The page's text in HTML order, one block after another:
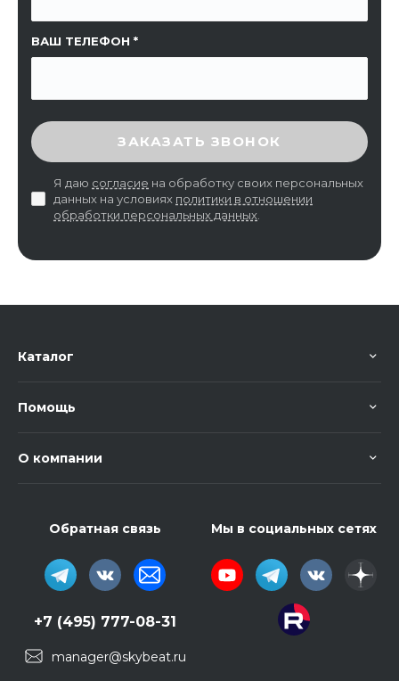
ВАШ ТЕЛЕФОН
ВВЕДИТЕ ПРОВЕРОЧНЫЙ КОД
ЗАКАЗАТЬ ЗВОНОК
Я даю согласие на обработку своих персональных
данных на условиях политики в отношении
обработки персональных данных
Каталог
Помощь
О компании
Обратная связь
+7 (495) 777-08-31
manager@skybeat.ru
Мы в социальных сетях